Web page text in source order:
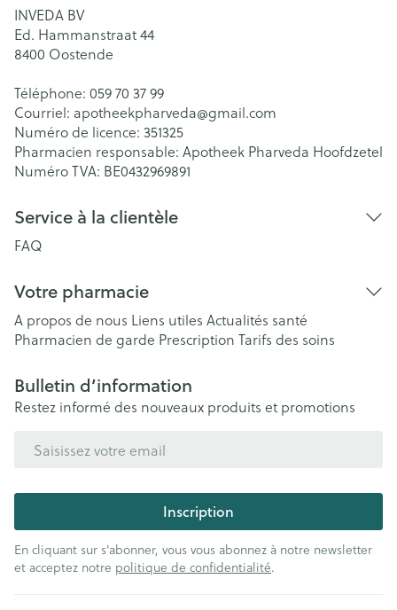
INVEDA BV
Ed. Hammanstraat 44
8400 Oostende
Téléphone: 059 70 37 99
Courriel: apotheekpharveda@gmail.com
Numéro de licence: 351325
Pharmacien responsable: Apotheek Pharveda Hoofdzetel
Numéro TVA: BE0432969891
Service à la clientèle
FAQ
Votre pharmacie
A propos de nous Liens utiles Actualités santé
Pharmacien de garde Prescription Tarifs des soins
Bulletin d’information
Restez informé des nouveaux produits et promotions
Inscription
En cliquant sur s'abonner, vous vous abonnez à notre newsletter
et acceptez notre politique de confidentialité.